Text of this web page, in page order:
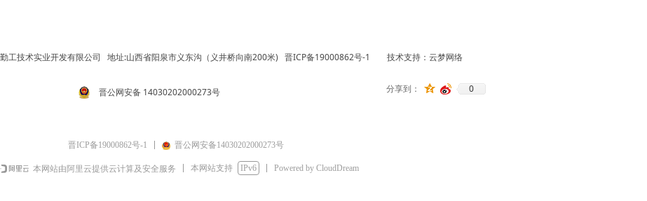
工技术实业开发有限公司 地址:山西省阳泉市义东沟（义井桥向南200米) 晋ICP备19000862号-1 技术支持： 云梦网络
晋公网安备 14030202000273号 分享到： 0
晋ICP备19000862号-1 晋公网安备14030202000273号
本网站由阿里云提供云计算及安全服务 本网站支持 IPv6 Powered by CloudDream